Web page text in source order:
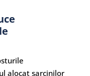
alocat sarcinilor